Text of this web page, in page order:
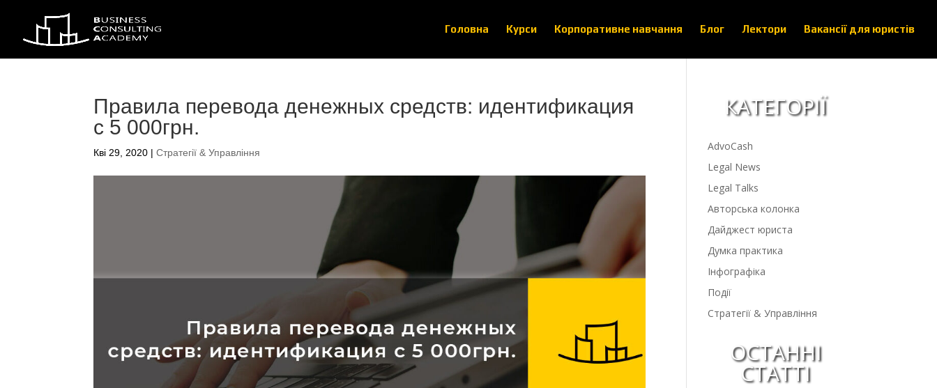
Головна Курси Корпоративне навчання Блог Лектори Вакансії для юристів
Правила перевода денежных средств: идентификация
с 5 000грн.
Кві 29, 2020 |Стратегії & Управління
КАТЕГОРІЇ
AdvoCash
Legal News
Legal Talks
Авторська колонка
Дайджест юриста
Думка практика
Інфографіка
Події
Стратегії & Управління
ОСТАННІ
СТАТТІ